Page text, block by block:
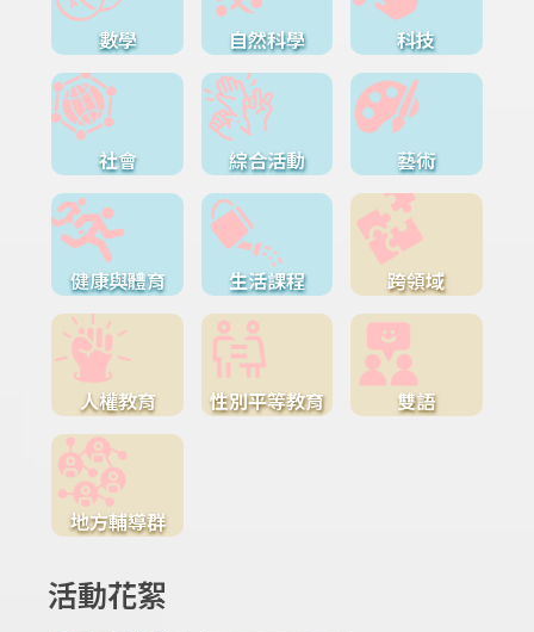
數學 自然科學 科技
社會 綜合活動 藝術
健康與體育 生活課程 跨領域
人權教育 性別平等教育 雙語
地方輔導群
活動花絮